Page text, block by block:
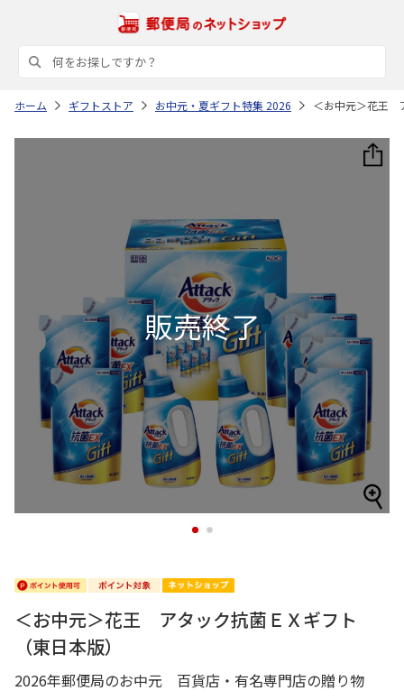
ホーム ギフトストア お中元・夏ギフト特集 2026 ＜お中元＞花王
1 2
＜お中元＞花王 アタック抗菌ＥＸギフト
（東日本版）
2026年郵便局のお中元 百貨店・有名専門店の贈り物